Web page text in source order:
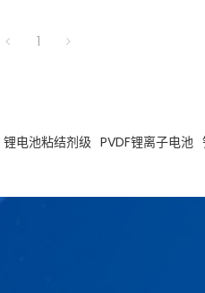
1
锂电池粘结剂级 PVDF锂离子电池